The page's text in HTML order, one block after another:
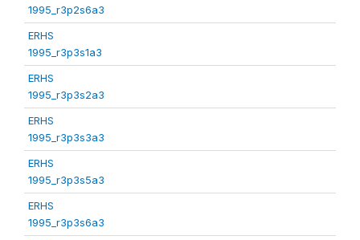
1995_r3p2s6a3
ERHS
1995_r3p3s1a3
ERHS
1995_r3p3s2a3
ERHS
1995_r3p3s3a3
ERHS
1995_r3p3s5a3
ERHS
1995_r3p3s6a3